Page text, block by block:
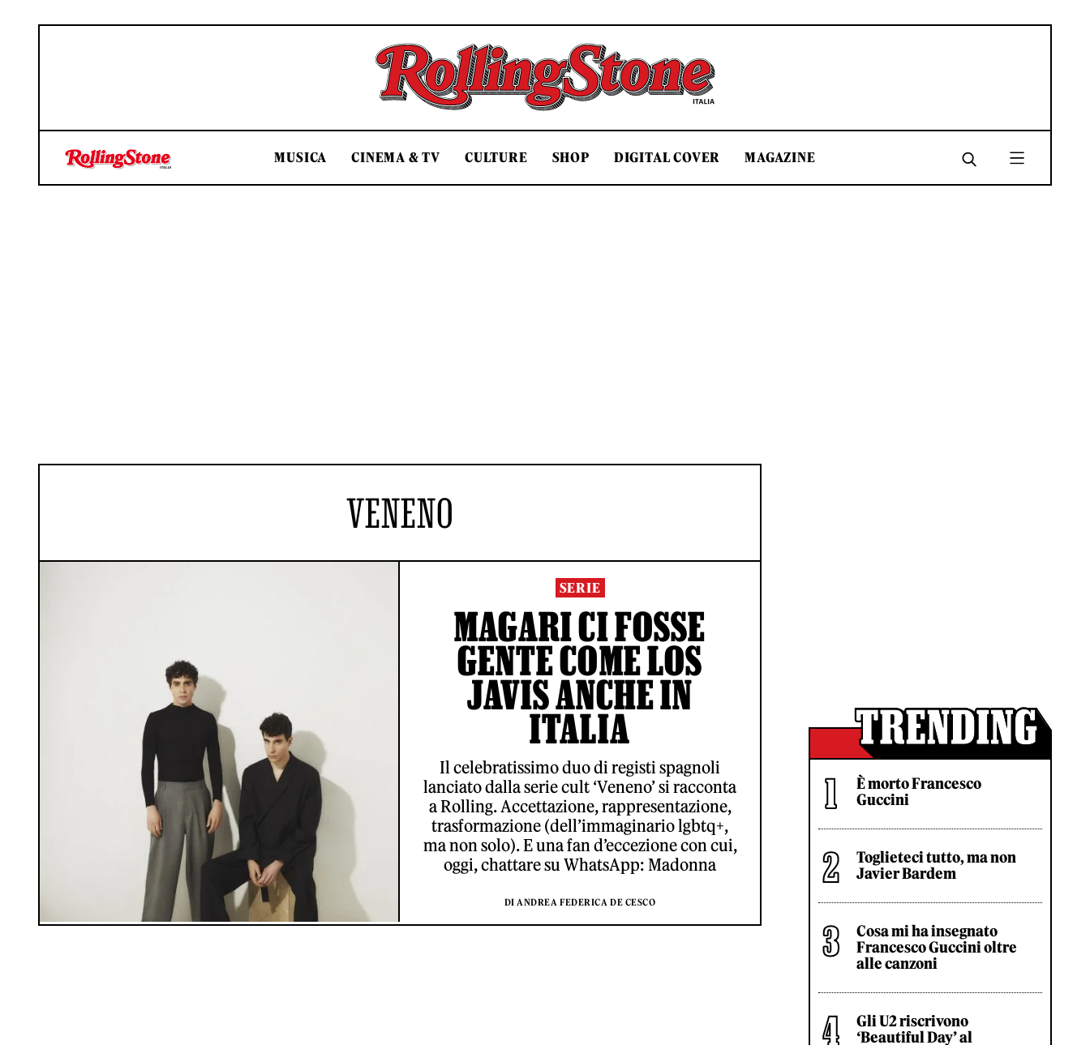
Rolling Stone Italia
MUSICA CINEMA & TV CULTURE SHOP DIGITAL COVER MAGAZINE
VENENO
SERIE
MAGARI CI FOSSE
GENTE COME LOS
JAVIS ANCHE IN
ITALIA
Il celebratissimo duo di registi spagnoli
lanciato dalla serie cult ‘Veneno’ si racconta
a Rolling. Accettazione, rappresentazione,
trasformazione (dell’immaginario lgbtq+,
ma non solo). E una fan d’eccezione con cui,
oggi, chattare su WhatsApp: Madonna
DI ANDREA FEDERICA DE CESCO
È morto Francesco
Guccini
Toglieteci tutto, ma non
Javier Bardem
Cosa mi ha insegnato
Francesco Guccini oltre
alle canzoni
Gli U2 riscrivono
‘Beautiful Day’ al